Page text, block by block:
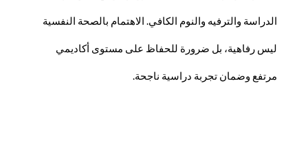
الدراسة والترفيه والنوم الكافي. الاهتمام بالصحة النفسية
ليس رفاهية، بل ضرورة للحفاظ على مستوى أكاديمي
مرتفع وضمان تجربة دراسية ناجحة.